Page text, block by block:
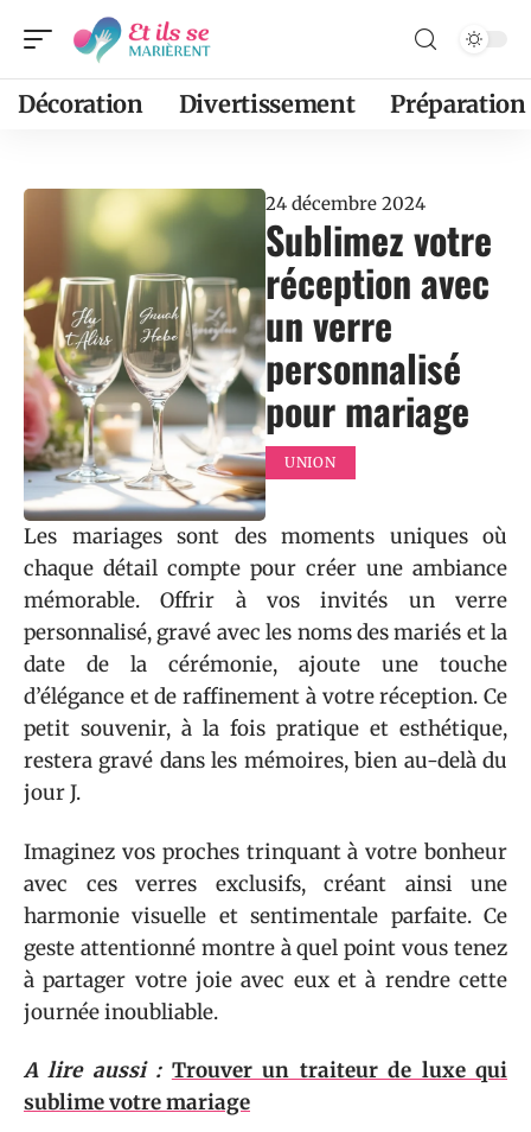
Décoration Divertissement Préparation
24 décembre 2024
Sublimez votre
réception avec
un verre
personnalisé
pour mariage
UNION
Les mariages sont des moments uniques où
chaque détail compte pour créer une ambiance
mémorable. Offrir à vos invités un verre
personnalisé, gravé avec les noms des mariés et la
date de la cérémonie, ajoute une touche
d’élégance et de raffinement à votre réception. Ce
petit souvenir, à la fois pratique et esthétique,
restera gravé dans les mémoires, bien au-delà du
jour J.
Imaginez vos proches trinquant à votre bonheur
avec ces verres exclusifs, créant ainsi une
harmonie visuelle et sentimentale parfaite. Ce
geste attentionné montre à quel point vous tenez
à partager votre joie avec eux et à rendre cette
journée inoubliable.
A lire aussi : Trouver un traiteur de luxe qui
sublime votre mariage